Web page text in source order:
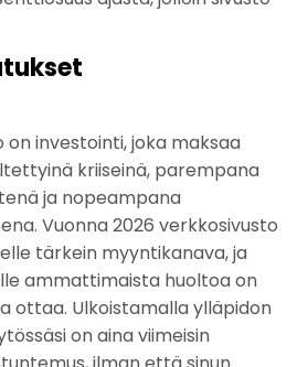
investointi, joka maksaa
kriiseinä, parempana
ja nopeampana
Vuonna 2026 verkkosivusto
tärkein myyntikanava, ja
ammattimaista huoltoa on
ottaa. Ulkoistamalla ylläpidon
on aina viimeisin